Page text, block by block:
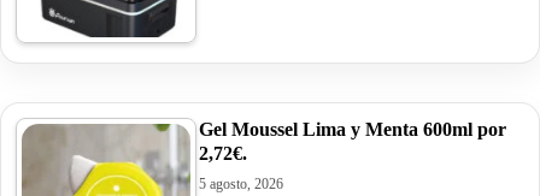
Gel Moussel Lima y Menta 600ml por
2,72€.
5 agosto, 2026